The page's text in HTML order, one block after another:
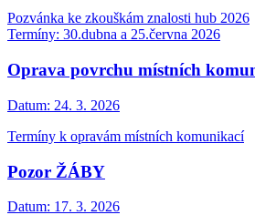
Pozvánka ke zkouškám znalosti hub 2026
Termíny: 30.dubna a 25.června 2026
Oprava povrchu místních
Datum: 24. 3. 2026
Termíny k opravám místních komunikací
Pozor ŽÁBY
Datum: 17. 3. 2026